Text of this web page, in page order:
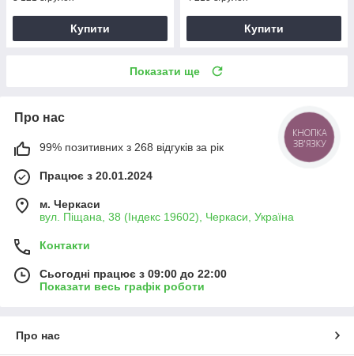
Купити Купити
Показати ще
Про нас
99% позитивних з 268 відгуків за рік
Працює з 20.01.2024
м. Черкаси
вул. Піщана, 38 (Індекс 19602), Черкаси, Україна
Контакти
Сьогодні працює з 09:00 до 22:00
Показати весь графік роботи
Про нас
КНОПКА
ЗВ'ЯЗКУ